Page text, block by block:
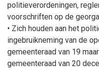
politieverordeningen,
voorschriften op de
• Zich houden aan het
ingebruikneming van de
gemeenteraad van 19
gemeenteraad van 20